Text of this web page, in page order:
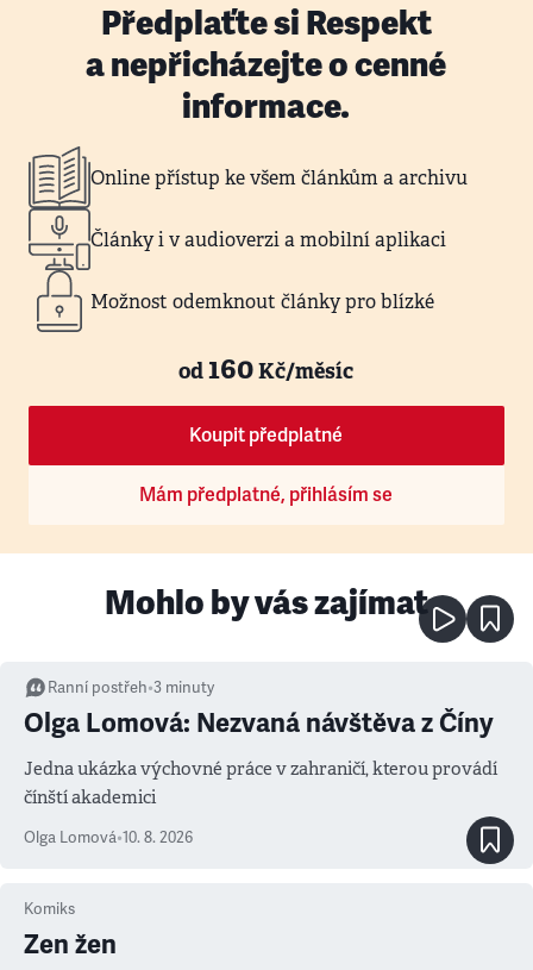
Předplaťte si Respekt
a nepřicházejte o cenné
informace.
Online přístup ke všem článkům a archivu
Články i v audioverzi a mobilní aplikaci
Možnost odemknout články pro blízké
od160Kč/měsíc
Koupit předplatné
Mám předplatné, přihlásím se
Mohlo by vás zajímat
Ranní postřeh•3 minuty
Olga Lomová: Nezvaná návštěva z Číny
Jedna ukázka výchovné práce v zahraničí, kterou provádí
čínští akademici
Olga Lomová•10. 8. 2026
Komiks
Zen žen